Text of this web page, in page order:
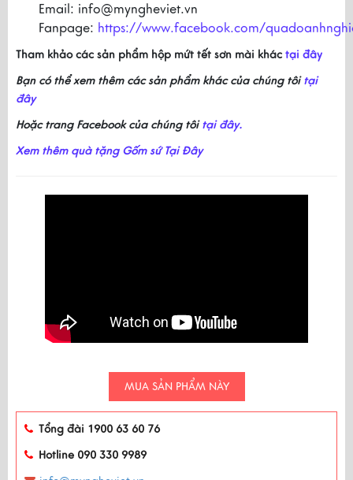
Email: info@myngheviet.vn
Fanpage: https://www.facebook.com/
Tham khảo các sản phẩm hộp mứt tết sơn mài khác tại đây
Bạn có thể xem thêm các sản phẩm khác của chúng tôitại
đây
Hoặc trang Facebook của chúng tôitại đây.
Xem thêm quà tặng Gốm sứ Tại Đây
MUA SẢN PHẨM NÀY
Tổng đài 1900 63 60 76
Hotline 090 330 9989